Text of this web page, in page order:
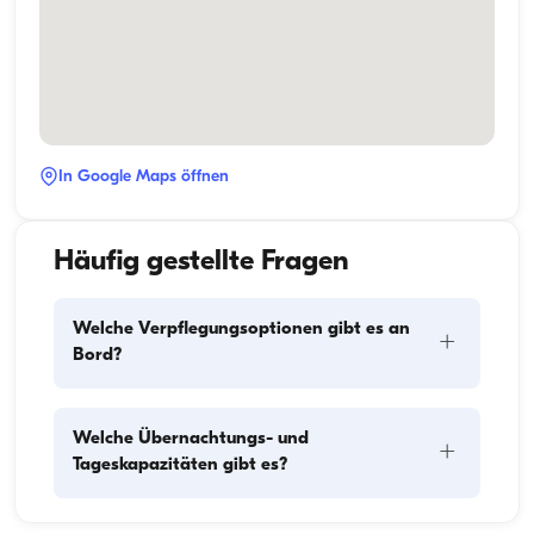
In Google Maps öffnen
Häufig gestellte Fragen
Welche Verpflegungsoptionen gibt es an
Bord?
+
Hauptkomponenten: dem Einkauf der Vorräte und
der Zubereitung der Mahlzeiten. Die Gäste können
Welche Übernachtungs- und
Tageskapazitäten gibt es?
+